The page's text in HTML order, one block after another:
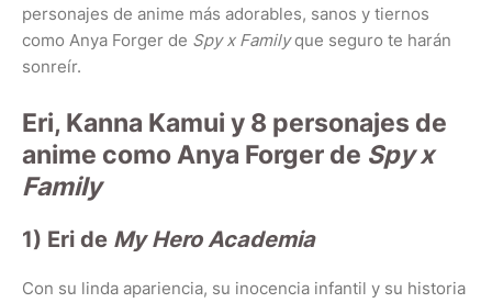
personajes de anime más adorables, sanos y tiernos
como Anya Forger de Spy x Familyque seguro te harán
sonreír.
Eri, Kanna Kamui y 8 personajes de
anime como Anya Forger de Spy x
Family
1) Eri de My Hero Academia
Con su linda apariencia, su inocencia infantil y su historia